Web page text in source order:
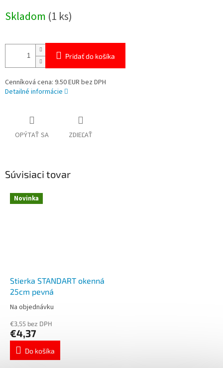
cena:
Skladom (1 ks)
Pridať do košíka
Cenníková cena: 9.50 EUR bez DPH
Detailné informácie
OPÝTAŤ SA ZDIEĽAŤ
Súvisiaci tovar
Novinka
Stierka STANDART okenná
25cm pevná
Na objednávku
€3,55 bez DPH
€4,37
Do košíka